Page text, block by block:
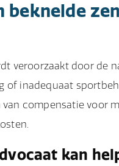
beknelde
veroorzaakt door de
of inadequaat
van compensatie voor
kan